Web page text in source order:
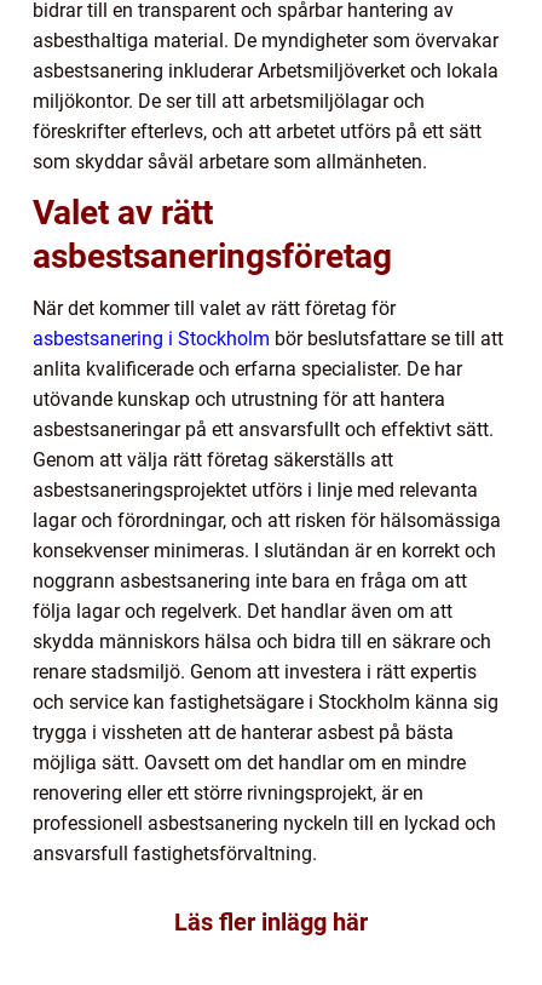
bidrar till en transparent och spårbar hantering av
asbesthaltiga material. De myndigheter som övervakar
asbestsanering inkluderar Arbetsmiljöverket och lokala
miljökontor. De ser till att arbetsmiljölagar och
föreskrifter efterlevs, och att arbetet utförs på ett sätt
som skyddar såväl arbetare som allmänheten.
Valet av rätt
asbestsaneringsföretag
När det kommer till valet av rätt företag för
asbestsanering i Stockholm bör beslutsfattare se till att
anlita kvalificerade och erfarna specialister. De har
utövande kunskap och utrustning för att hantera
asbestsaneringar på ett ansvarsfullt och effektivt sätt.
Genom att välja rätt företag säkerställs att
asbestsaneringsprojektet utförs i linje med relevanta
lagar och förordningar, och att risken för hälsomässiga
konsekvenser minimeras. I slutändan är en korrekt och
noggrann asbestsanering inte bara en fråga om att
följa lagar och regelverk. Det handlar även om att
skydda människors hälsa och bidra till en säkrare och
renare stadsmiljö. Genom att investera i rätt expertis
och service kan fastighetsägare i Stockholm känna sig
trygga i vissheten att de hanterar asbest på bästa
möjliga sätt. Oavsett om det handlar om en mindre
renovering eller ett större rivningsprojekt, är en
professionell asbestsanering nyckeln till en lyckad och
ansvarsfull fastighetsförvaltning.
Läs fler inlägg här